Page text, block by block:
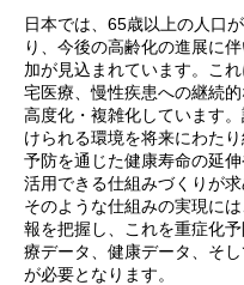
日本では、65歳以上の人口
り、今後の高齢化の進展に
加が見込まれています。こ
宅医療、慢性疾患への継続
高度化・複雑化しています
けられる環境を将来にわた
予防を通じた健康寿命の延
活用できる仕組みづくりが求
そのような仕組みの実現に
報を把握し、これを重症化
療データ、健康データ、そ
が必要となります。